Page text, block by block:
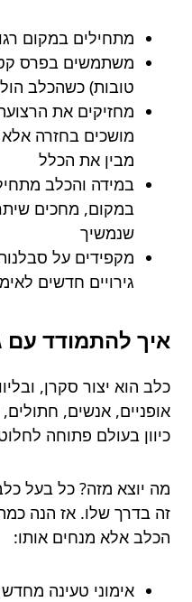
מתחילים במקום
משתמשים בפרס
טובות) כשהכלב
מחזיקים את
מושכים בחזרה
מבין את הכלל
במידה והכלב
במקום, מחכים
שנמשיך
מקפידים על
גירויים חדשים
איך להתמודד עם
כלב הוא יצור סקרן,
אופניים, אנשים,
כיוון בעולם פתוחה
מה יוצא מזה? כל בעל
זה בדרך שלו. אז הנה
הכלב אלא מנחים אותו:
אימוני טעינה